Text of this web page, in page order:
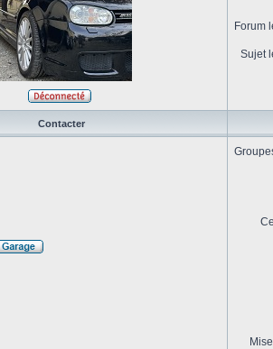
Forum
Sujet
Contacter